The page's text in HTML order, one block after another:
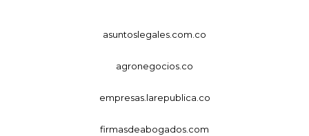
asuntoslegales.com.co
agronegocios.co
empresas.larepublica.co
firmasdeabogados.com